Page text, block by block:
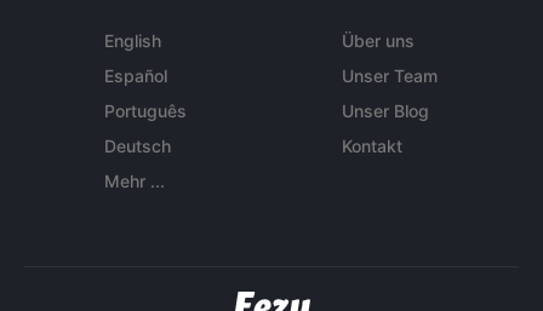
English
Español
Português
Deutsch
Mehr ...
Über uns
Unser Team
Unser Blog
Kontakt